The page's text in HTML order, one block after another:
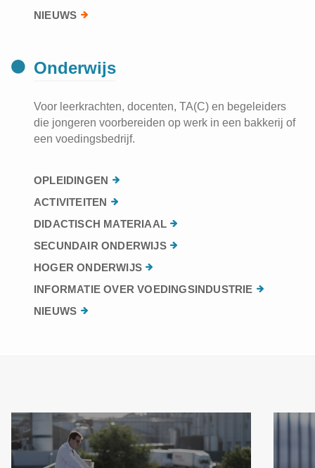
NIEUWS
Onderwijs
Voor leerkrachten, docenten, TA(C) en begeleiders
die jongeren voorbereiden op werk in een bakkerij of
een voedingsbedrijf.
OPLEIDINGEN
ACTIVITEITEN
DIDACTISCH MATERIAAL
SECUNDAIR ONDERWIJS
HOGER ONDERWIJS
INFORMATIE OVER VOEDINGSINDUSTRIE
NIEUWS